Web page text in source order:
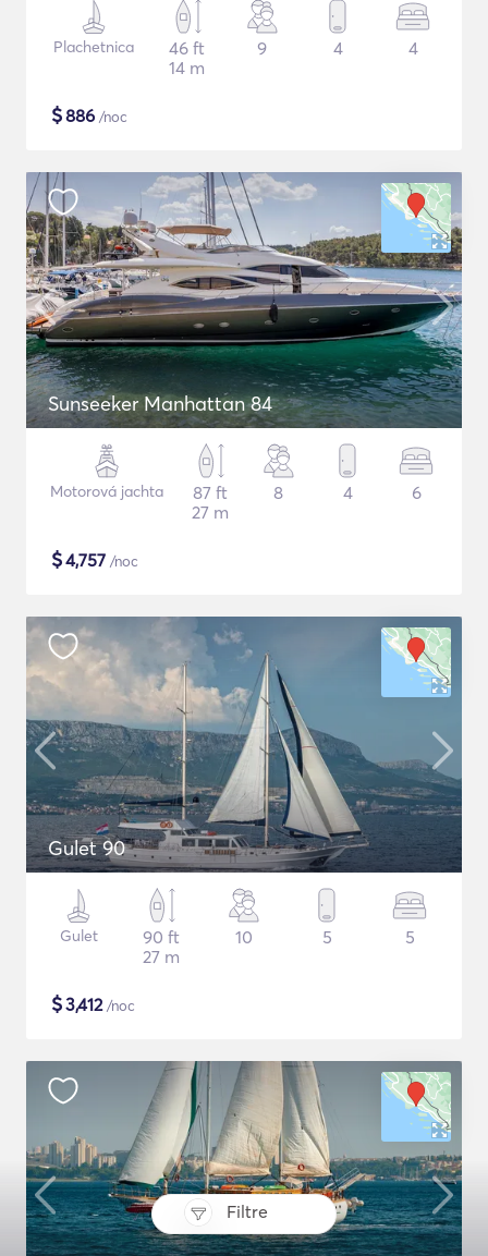
Filtre
Plachetnica
46 ft
14 m
9 4 4
$886 /noc
Sunseeker Manhattan 84
Motorová jachta
87 ft
27 m
8 4 6
$4,757 /noc
Gulet 90
Gulet
90 ft
27 m
10 5 5
$3,412/noc